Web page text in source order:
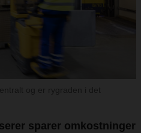
sparer omkostninger